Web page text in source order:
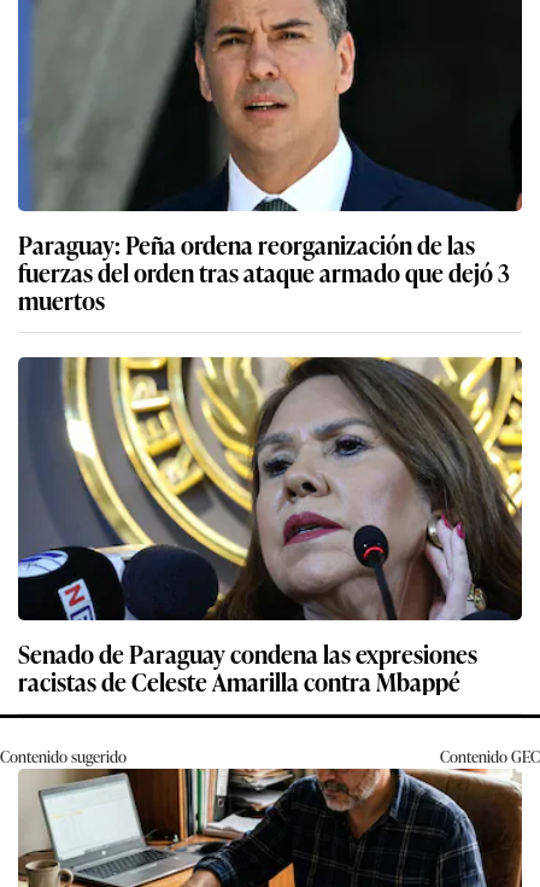
Paraguay: Peña ordena reorganización de las
fuerzas del orden tras ataque armado que dejó 3
muertos
Senado de Paraguay condena las expresiones
racistas de Celeste Amarilla contra Mbappé
Contenido sugerido ContenidoGEC